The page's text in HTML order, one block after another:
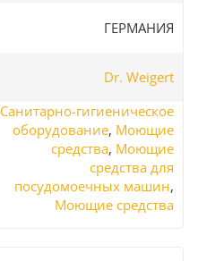
ГЕРМАНИЯ
Dr. Weigert
Санитарно-гигиеническое
оборудование, Моющие
средства, Моющие
средства для
посудомоечных машин,
Моющие средства